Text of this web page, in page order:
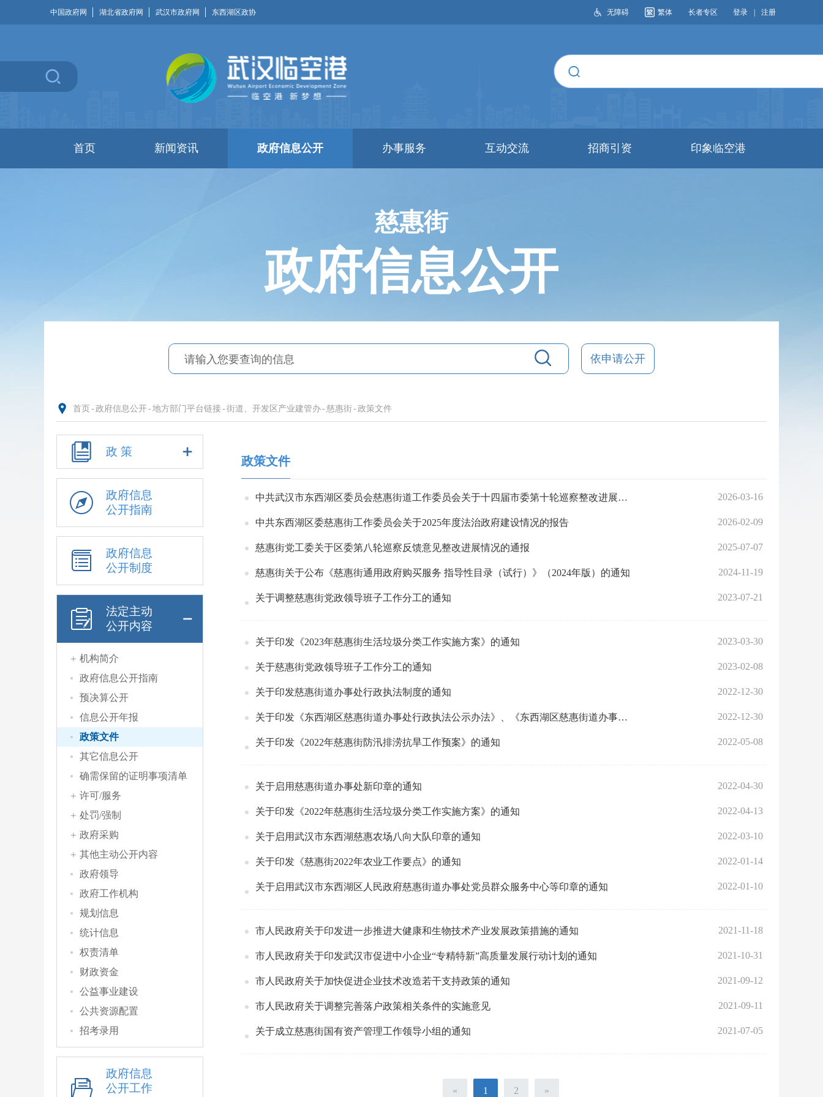
中国政府网 湖北省政府网 武汉市政府网 东西湖区政协 无障碍 繁体 长者专区 登录 注册
首页 新闻资讯 政府信息公开 办事服务 互动交流 招商引资 印象临空港
慈惠街
政府信息公开
依申请公开
首页 - 政府信息公开- 地方部门平台链接- 街道、开发区产业建管办- 慈惠街- 政策文件
政 策
政府信息
公开指南
政府信息
公开制度
法定主动
公开内容
机构简介
政府信息公开指南
预决算公开
信息公开年报
政策文件
其它信息公开
确需保留的证明事项清单
许可/服务
处罚/强制
政府采购
其他主动公开内容
政府领导
政府工作机构
规划信息
统计信息
权责清单
财政资金
公益事业建设
公共资源配置
招考录用
政府信息
公开工作
政策文件
中共武汉市东西湖区委员会慈惠街道工作委员会关于十四届市委第十轮巡察整改进展情况的通报 2026-03-16
中共东西湖区委慈惠街工作委员会关于2025年度法治政府建设情况的报告 2026-02-09
慈惠街党工委关于区委第八轮巡察反馈意见整改进展情况的通报 2025-07-07
慈惠街关于公布《慈惠街通用政府购买服务 指导性目录（试行）》（2024年版）的通知 2024-11-19
关于调整慈惠街党政领导班子工作分工的通知 2023-07-21
关于印发《2023年慈惠街生活垃圾分类工作实施方案》的通知 2023-03-30
关于慈惠街党政领导班子工作分工的通知 2023-02-08
关于印发慈惠街道办事处行政执法制度的通知 2022-12-30
关于印发《东西湖区慈惠街道办事处行政执法公示办法》、《东西湖区慈惠街道办事处行政执法全过程记录办法》、《东西湖区慈惠街道办事处重大行政执法决定法制审核办法》的通知 2022-12-30
关于印发《2022年慈惠街防汛排涝抗旱工作预案》的通知 2022-05-08
关于启用慈惠街道办事处新印章的通知 2022-04-30
关于印发《2022年慈惠街生活垃圾分类工作实施方案》的通知 2022-04-13
关于启用武汉市东西湖慈惠农场八向大队印章的通知 2022-03-10
关于印发《慈惠街2022年农业工作要点》的通知 2022-01-14
关于启用武汉市东西湖区人民政府慈惠街道办事处党员群众服务中心等印章的通知 2022-01-10
市人民政府关于印发进一步推进大健康和生物技术产业发展政策措施的通知 2021-11-18
市人民政府关于印发武汉市促进中小企业“专精特新”高质量发展行动计划的通知 2021-10-31
市人民政府关于加快促进企业技术改造若干支持政策的通知 2021-09-12
市人民政府关于调整完善落户政策相关条件的实施意见 2021-09-11
关于成立慈惠街国有资产管理工作领导小组的通知 2021-07-05
« 1 2 »